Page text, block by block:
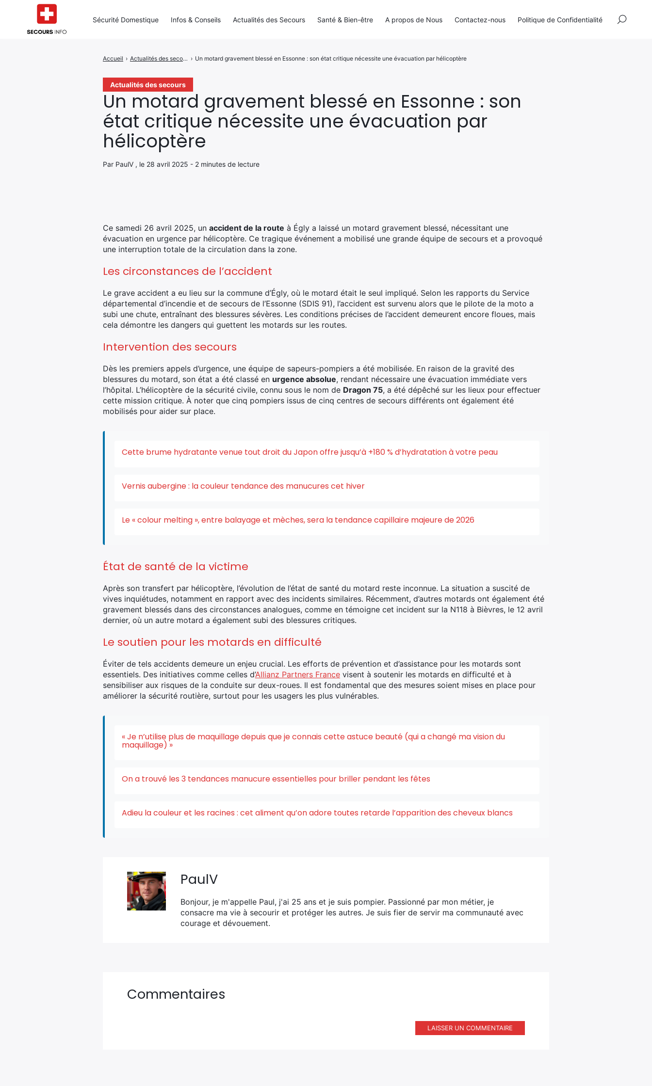
Actualités des secours
Un motard gravement blessé en Essonne : son
état critique nécessite une évacuation par
hélicoptère
Par PaulV , le 28 avril 2025 - 2 minutes de lecture
Accueil › Actualités des secours › Un motard gravement blessé en Essonne : son état critique nécessite une évacuation par hélicoptère
Ce samedi 26 avril 2025, un accident de la route à Égly a laissé un motard gravement blessé, nécessitant une
évacuation en urgence par hélicoptère. Ce tragique événement a mobilisé une grande équipe de secours et a provoqué
une interruption totale de la circulation dans la zone.
Les circonstances de l’accident
Le grave accident a eu lieu sur la commune d’Égly, où le motard était le seul impliqué. Selon les rapports du Service
départemental d’incendie et de secours de l’Essonne (SDIS 91), l’accident est survenu alors que le pilote de la moto a
subi une chute, entraînant des blessures sévères. Les conditions précises de l’accident demeurent encore floues, mais
cela démontre les dangers qui guettent les motards sur les routes.
Intervention des secours
Dès les premiers appels d’urgence, une équipe de sapeurs-pompiers a été mobilisée. En raison de la gravité des
blessures du motard, son état a été classé en urgence absolue, rendant nécessaire une évacuation immédiate vers
l’hôpital. L’hélicoptère de la sécurité civile, connu sous le nom de Dragon 75, a été dépêché sur les lieux pour effectuer
cette mission critique. À noter que cinq pompiers issus de cinq centres de secours différents ont également été
mobilisés pour aider sur place.
Cette brume hydratante venue tout droit du Japon offre jusqu’à +180 % d’hydratation à votre peau
Vernis aubergine : la couleur tendance des manucures cet hiver
Le « colour melting », entre balayage et mèches, sera la tendance capillaire majeure de 2026
État de santé de la victime
Après son transfert par hélicoptère, l’évolution de l’état de santé du motard reste inconnue. La situation a suscité de
vives inquiétudes, notamment en rapport avec des incidents similaires. Récemment, d’autres motards ont également été
gravement blessés dans des circonstances analogues, comme en témoigne cet incident sur la N118 à Bièvres, le 12 avril
dernier, où un autre motard a également subi des blessures critiques.
Le soutien pour les motards en difficulté
Éviter de tels accidents demeure un enjeu crucial. Les efforts de prévention et d’assistance pour les motards sont
essentiels. Des initiatives comme celles d’Allianz Partners France visent à soutenir les motards en difficulté et à
sensibiliser aux risques de la conduite sur deux-roues. Il est fondamental que des mesures soient mises en place pour
améliorer la sécurité routière, surtout pour les usagers les plus vulnérables.
« Je n’utilise plus de maquillage depuis que je connais cette astuce beauté (qui a changé ma vision du
maquillage) »
On a trouvé les 3 tendances manucure essentielles pour briller pendant les fêtes
Adieu la couleur et les racines : cet aliment qu’on adore toutes retarde l’apparition des cheveux blancs
PaulV
Bonjour, je m'appelle Paul, j'ai 25 ans et je suis pompier. Passionné par mon métier, je
consacre ma vie à secourir et protéger les autres. Je suis fier de servir ma communauté avec
courage et dévouement.
Commentaires
LAISSER UN COMMENTAIRE
Sécurité Domestique Infos & Conseils Actualités des Secours Santé & Bien-être A propos de Nous Contactez-nous Politique de Confidentialité
Rechercher